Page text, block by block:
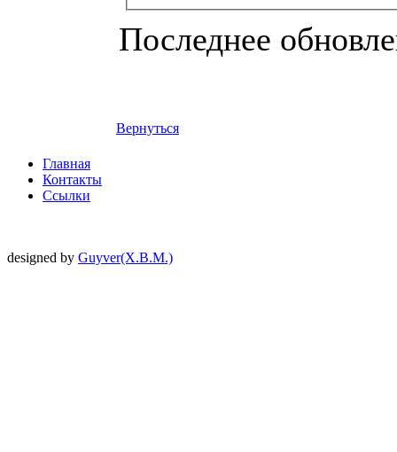
Последнее
Вернуться
Главная
Контакты
Ссылки
designed by Guyver(X.B.M.)